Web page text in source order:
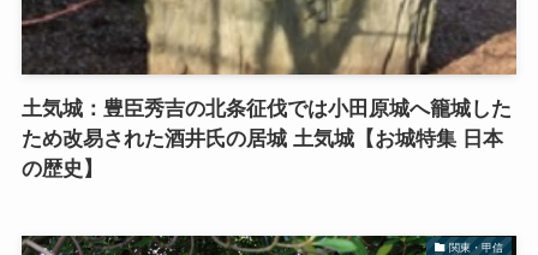
土気城：豊臣秀吉の北条征伐では小田原城へ籠城した
ため改易された酒井氏の居城 土気城【お城特集 日本
の歴史】
関東・甲信